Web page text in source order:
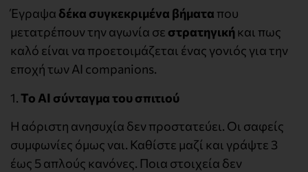
Έγραψα δέκα συγκεκριμένα βήματα που
μετατρέπουν την αγωνία σε στρατηγική και πως
καλό είναι να προετοιμάζεται ένας γονιός για την
εποχή των AI companions.
1.Το ΑΙ σύνταγμα του σπιτιού
Η αόριστη ανησυχία δεν προστατεύει. Οι σαφείς
συμφωνίες όμως ναι. Καθίστε μαζί και γράψτε 3
έως 5 απλούς κανόνες. Ποια στοιχεία δεν